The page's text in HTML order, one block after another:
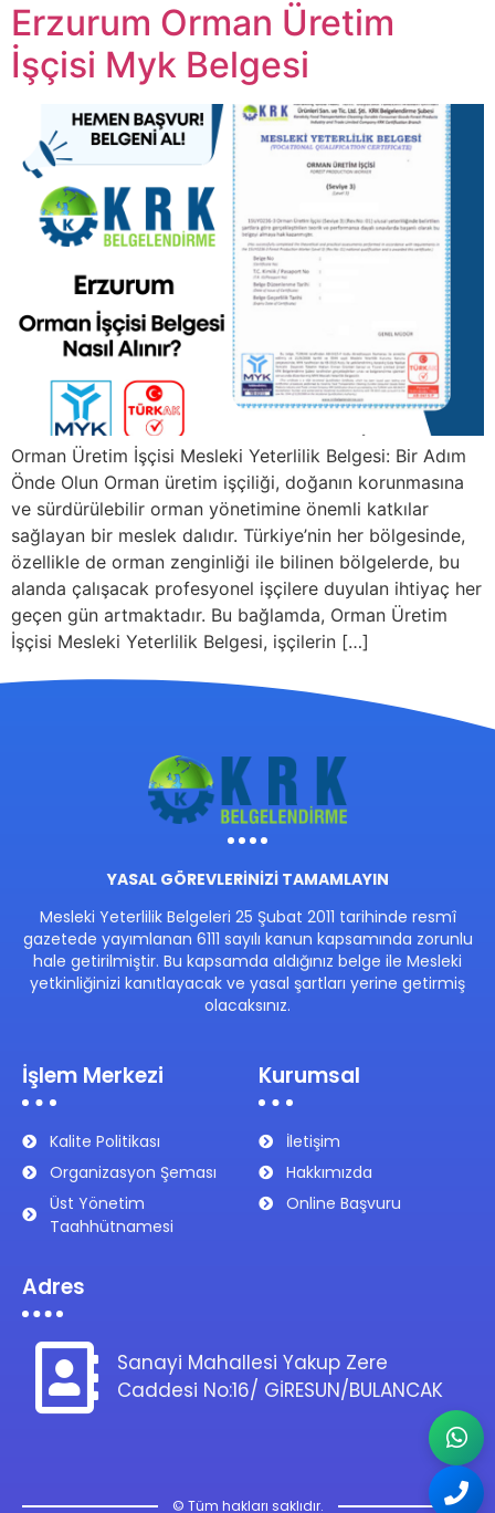
Erzurum Orman Üretim
İşçisi Myk Belgesi
Orman Üretim İşçisi Mesleki Yeterlilik Belgesi: Bir Adım
Önde Olun Orman üretim işçiliği, doğanın korunmasına
ve sürdürülebilir orman yönetimine önemli katkılar
sağlayan bir meslek dalıdır. Türkiye’nin her bölgesinde,
özellikle de orman zenginliği ile bilinen bölgelerde, bu
alanda çalışacak profesyonel işçilere duyulan ihtiyaç her
geçen gün artmaktadır. Bu bağlamda, Orman Üretim
İşçisi Mesleki Yeterlilik Belgesi, işçilerin […]
YASAL GÖREVLERİNİZİ TAMAMLAYIN
Mesleki Yeterlilik Belgeleri 25 Şubat 2011 tarihinde resmî
gazetede yayımlanan 6111 sayılı kanun kapsamında zorunlu
hale getirilmiştir. Bu kapsamda aldığınız belge ile Mesleki
yetkinliğinizi kanıtlayacak ve yasal şartları yerine getirmiş
olacaksınız.
İşlem Merkezi
Kalite Politikası
Organizasyon Şeması
Üst Yönetim
Taahhütnamesi
Kurumsal
İletişim
Hakkımızda
Online Başvuru
Adres
Sanayi Mahallesi Yakup Zere
Caddesi No:16/ GİRESUN/BULANCAK
© Tüm hakları saklıdır.